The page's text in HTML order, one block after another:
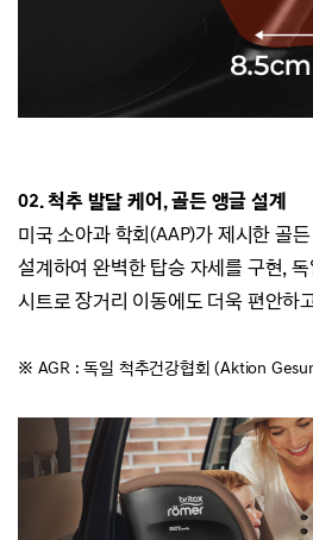
02. 척추 발달 케어, 골든 앵글 설계
미국 소아과 학회(AAP)가 제시한 골
설계하여 완벽한 탑승 자세를 구현,독
시트로 장거리 이동에도 더욱 편안하
※ AGR : 독일 척추건강협회 (Aktion